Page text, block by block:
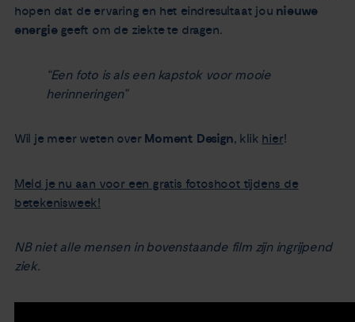
hopen dat de ervaring en het eindresultaat jou nieuwe
energiegeeft om de ziekte te dragen.
“Een foto is als een kapstok voor mooie
herinneringen”
Wil je meer weten over Moment Design, klik hier!
Meld je nu aan voor een gratis fotoshoot tijdens de
betekenisweek!
NB niet alle mensen in bovenstaande film zijn ingrijpend
ziek.